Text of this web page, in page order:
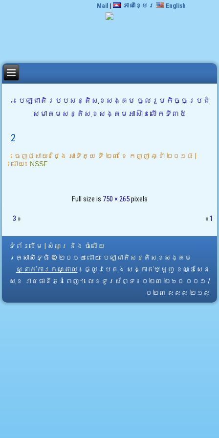
Mail | ភាសាខ្មែរ English
← បេឡាជាតិរបបសន្តិសុខសង្គម ចូលរួមកិច្ចប្រជុំ
សមាគមសន្តិសុខសង្គមអាស៊ានលើកទី៣៥
2
ចេញផ្សាយ៖ ថ្ងៃ អាទិត្យ ទី ២៣ ខែ កញ្ញា ឆ្នាំ ២០១៨
ដោយ៖ NSSF
Full size is 750 × 265pixels
3 » «1
ទំព័រដើម
សំណួរ និង ចំលើយ
រក្សាសិទ្ធិ © ២០១៤ ដោយ​ បេឡាជាតិសន្តិសុខសង្គម
ស្នាក់ការកណ្តាល ៖ ផ្លូវបេតុង សង្កាត់ឃ្មួញ ខណ្ឌសែន
សុខ រាជធានីភ្នំពេញ។ លេខទូរស័ព្ទ ៖ ០២៣ ២៦០ ០០១ /
០២៣ ៩៩៩ ២១៩